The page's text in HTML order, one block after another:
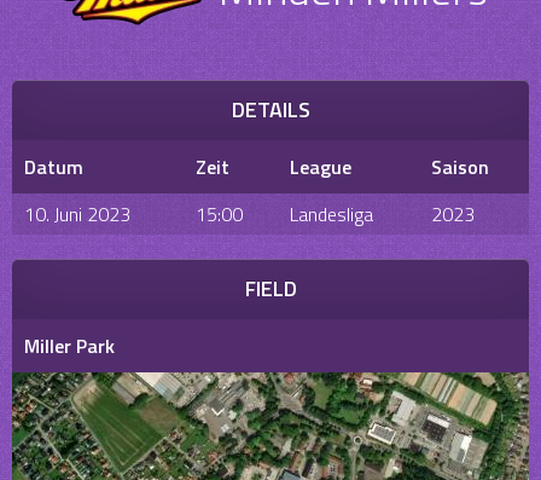
DETAILS
Datum Zeit League
Saison
10. Juni 2023
15:00 Landesliga 2023
FIELD
Miller Park